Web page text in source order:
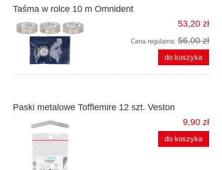
Taśma w rolce 10 m Omnident
53,20 zł
Cena regularna: 56,00 zł
do koszyka
Paski metalowe Tofflemire 12 szt. Veston
9,90 zł
do koszyka